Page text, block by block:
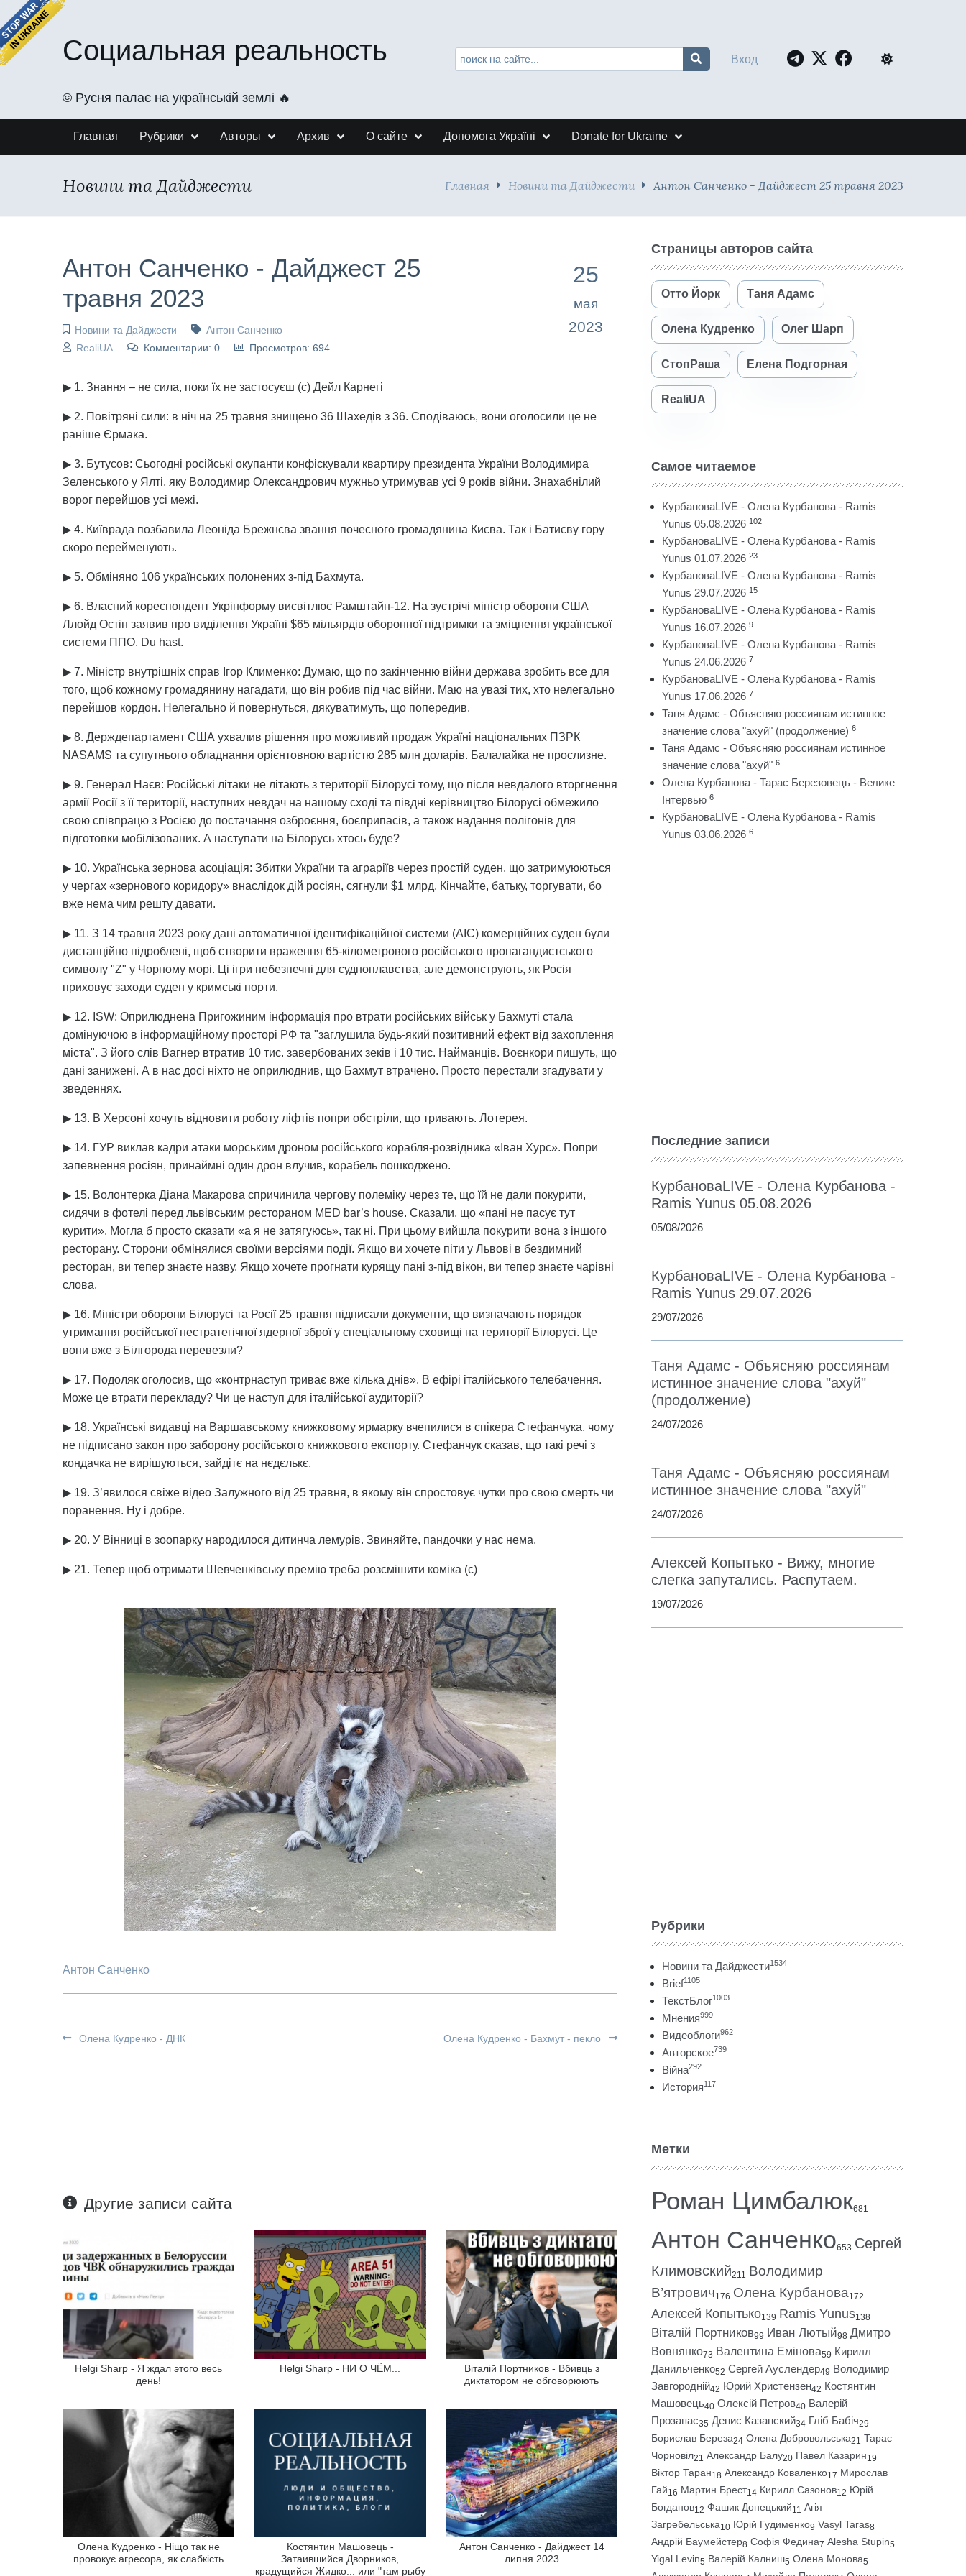
Социальная реальность
©️ Русня палає на українській землі 🔥
Вход
Главная Рубрики Авторы Архив О сайте Допомога Україні Donate for Ukraine
Новини та Дайджести Главная Новини та Дайджести Антон Санченко - Дайджест 25 травня 2023
Антон Санченко - Дайджест 25
травня 2023
Новини та Дайджести
Антон Санченко
RealiUA
Комментарии: 0 Просмотров: 694
25
мая
2023
▶ 1. Знання – не сила, поки їх не застосуєш (с) Дейл Карнегі
▶ 2. Повітряні сили: в ніч на 25 травня знищено 36 Шахедів з 36. Сподіваюсь, вони оголосили це не
раніше Єрмака.
▶ 3. Бутусов: Сьогодні російські окупанти конфіскували квартиру президента України Володимира
Зеленського у Ялті, яку Володимир Олександрович мужньо утримував усі 9 років війни. Знахабнілий
ворог перейшов усі межі.
▶ 4. Київрада позбавила Леоніда Брежнєва звання почесного громадянина Києва. Так і Батиєву гору
скоро перейменують.
▶ 5. Обміняно 106 українських полонених з-під Бахмута.
▶ 6. Власний кореспондент Укрінформу висвітлює Рамштайн-12. На зустрічі міністр оборони США
Ллойд Остін заявив про виділення Україні $65 мільярдів оборонної підтримки та зміцнення української
системи ППО. Du hast.
▶ 7. Міністр внутрішніх справ Ігор Клименко: Думаю, що по закінченню війни держава зробить все для
того, щоб кожному громадянину нагадати, що він робив під час війни. Маю на увазі тих, хто нелегально
перейшов кордон. Нелегально й повернуться, дякуватимуть, що попередив.
▶ 8. Держдепартамент США ухвалив рішення про можливий продаж Україні національних ПЗРК
NASAMS та супутнього обладнання орієнтовною вартістю 285 млн доларів. Балалайка не прослизне.
▶ 9. Генерал Наєв: Російські літаки не літають з території Білорусі тому, що після невдалого вторгнення
армії Росії з її території, наступних невдач на нашому сході та півдні керівництво Білорусі обмежило
свою співпрацю з Росією до постачання озброєння, боєприпасів, а також надання полігонів для
підготовки мобілізованих. А наступати на Білорусь хтось буде?
▶ 10. Українська зернова асоціація: Збитки України та аграріїв через простій суден, що затримуюються
у чергах «зернового коридору» внаслідок дій росіян, сягнули $1 млрд. Кінчайте, батьку, торгувати, бо
вже нема чим решту давати.
▶ 11. З 14 травня 2023 року дані автоматичної ідентифікаційної системи (АІС) комерційних суден були
дистанційно підроблені, щоб створити враження 65-кілометрового російського пропагандистського
символу "Z" у Чорному морі. Ці ігри небезпечні для судноплавства, але демонструють, як Росія
приховує заходи суден у кримські порти.
▶ 12. ISW: Оприлюднена Пригожиним інформація про втрати російських військ у Бахмуті стала
домінуючою в інформаційному просторі РФ та "заглушила будь-який позитивний ефект від захоплення
міста". З його слів Вагнер втратив 10 тис. завербованих зеків і 10 тис. Найманців. Воєнкори пишуть, що
дані занижені. А в нас досі ніхто не оприлюднив, що Бахмут втрачено. Просто перестали згадувати у
зведеннях.
▶ 13. В Херсоні хочуть відновити роботу ліфтів попри обстріли, що тривають. Лотерея.
▶ 14. ГУР виклав кадри атаки морським дроном російського корабля-розвідника «Іван Хурс». Попри
запевнення росіян, принаймні один дрон влучив, корабель пошкоджено.
▶ 15. Волонтерка Діана Макарова спричинила чергову полеміку через те, що їй не дали покурити,
сидячи в фотелі перед львівським рестораном MED bar’s house. Сказали, що «пані не пасує тут
курити». Могла б просто сказати «а я не затягуюсь», так ні. При цьому вийшла покурити вона з іншого
ресторану. Сторони обмінялися своїми версіями події. Якщо ви хочете піти у Львові в бездимний
ресторан, ви тепер знаєте назву. Якщо хочете прогнати курящу пані з-під вікон, ви тепер знаєте чарівні
слова.
▶ 16. Міністри оборони Білорусі та Росії 25 травня підписали документи, що визначають порядок
утримання російської нестратегічної ядерної зброї у спеціальному сховищі на території Білорусі. Це
вони вже з Білгорода перевезли?
▶ 17. Подоляк оголосив, що «контрнаступ триває вже кілька днів». В ефірі італійського телебачення.
Може це втрати перекладу? Чи це наступ для італійської аудиторії?
▶ 18. Українські видавці на Варшавському книжковому ярмарку вчепилися в спікера Стефанчука, чому
не підписано закон про заборону російського книжкового експорту. Стефанчук сказав, що такі речі з
кондачка не вирішуються, зайдітє на нєдєлькє.
▶ 19. З’явилося свіже відео Залужного від 25 травня, в якому він спростовує чутки про свою смерть чи
поранення. Ну і добре.
▶ 20. У Вінниці в зоопарку народилося дитинча лемурів. Звиняйте, пандочки у нас нема.
▶ 21. Тепер щоб отримати Шевченківську премію треба розсмішити коміка (с)
Антон Санченко
Олена Кудренко - ДНК Олена Кудренко - Бахмут - пекло
Другие записи сайта
Helgi Sharp - Я ждал этого весь
день!
Helgi Sharp - НИ О ЧЁМ...
Віталій Портников - Вбивць з
диктатором не обговорюють
Олена Кудренко - Ніщо так не
провокує агресора, як слабкість
Костянтин Машовець -
Затаившийся Дворников,
крадущийся Жидко... или "там рыбу
Антон Санченко - Дайджест 14
липня 2023
Страницы авторов сайта
Отто Йорк Таня Адамс
Олена Кудренко Олег Шарп
СтопРаша Елена Подгорная
RealiUA
Самое читаемое
КурбановаLIVE - Олена Курбанова - Ramis
Yunus 05.08.2026 102
КурбановаLIVE - Олена Курбанова - Ramis
Yunus 01.07.2026 23
КурбановаLIVE - Олена Курбанова - Ramis
Yunus 29.07.2026 15
КурбановаLIVE - Олена Курбанова - Ramis
Yunus 16.07.2026 9
КурбановаLIVE - Олена Курбанова - Ramis
Yunus 24.06.2026 7
КурбановаLIVE - Олена Курбанова - Ramis
Yunus 17.06.2026 7
Таня Адамс - Объясняю россиянам истинное
значение слова "ахуй" (продолжение) 6
Таня Адамс - Объясняю россиянам истинное
значение слова "ахуй" 6
Олена Курбанова - Тарас Березовець - Велике
Інтервью 6
КурбановаLIVE - Олена Курбанова - Ramis
Yunus 03.06.2026 6
Последние записи
КурбановаLIVE - Олена Курбанова -
Ramis Yunus 05.08.2026
05/08/2026
КурбановаLIVE - Олена Курбанова -
Ramis Yunus 29.07.2026
29/07/2026
Таня Адамс - Объясняю россиянам
истинное значение слова "ахуй"
(продолжение)
24/07/2026
Таня Адамс - Объясняю россиянам
истинное значение слова "ахуй"
24/07/2026
Алексей Копытько - Вижу, многие
слегка запутались. Распутаем.
19/07/2026
Рубрики
Новини та Дайджести1534
Brief1105
ТекстБлог1003
Мнения999
Видеоблоги962
Авторское739
Війна292
История117
Метки
Роман Цимбалюк681
Антон Санченко653 Сергей
Климовский211 Володимир
В’ятрович176 Олена Курбанова172
Алексей Копытько139 Ramis Yunus138
Віталій Портников99 Иван Лютый98 Дмитро
Вовнянко73 Валентина Емінова59 Кирилл
Данильченко52 Сергей Ауслендер49 Володимир
Завгородній42 Юрий Христензен42 Костянтин
Машовець40 Олексій Петров40 Валерій
Прозапас35 Денис Казанский34 Гліб Бабіч29
Борислав Береза24 Олена Добровольська21 Тарас
Чорновіл21 Александр Балу20 Павел Казарин19
Віктор Таран18 Александр Коваленко17 Мирослав
Гай16 Мартин Брест14 Кирилл Сазонов12 Юрій
Богданов12 Фашик Донецький11 Агія
Загребельська10 Юрій Гудименко9 Vasyl Taras8
Андрій Баумейстер8 Софія Федина7 Alesha Stupin5
Yigal Levin5 Валерій Калниш5 Олена Монова5